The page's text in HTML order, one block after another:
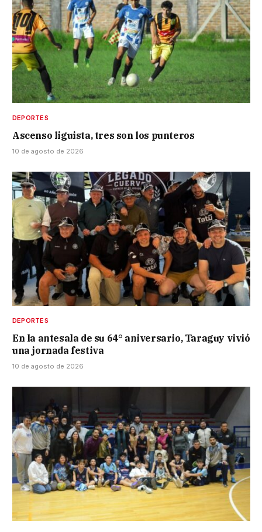
DEPORTES
Ascenso liguista, tres son los punteros
10 de agosto de 2026
DEPORTES
En la antesala de su 64° aniversario, Taraguy vivió
una jornada festiva
10 de agosto de 2026